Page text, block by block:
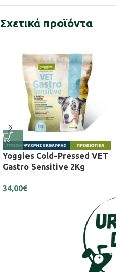
Σχετικά προϊόντα
Yoggies Cold-Pressed VET
Gastro Sensitive 2Kg
34,00€